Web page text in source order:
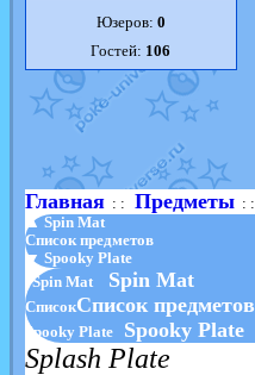
Юзеров: 0
Гостей: 106
Главная: : Предметы: :
▲ Spin Mat
Список предметов
▼ Spooky Plate
Spin Mat
Spin Mat
СписокСписок предметов
Spooky Plate Spooky Plate
Splash Plate